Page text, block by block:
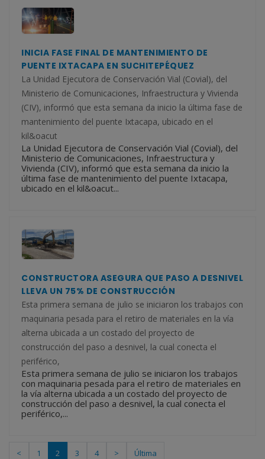
INICIA FASE FINAL DE MANTENIMIENTO DE
PUENTE IXTACAPA EN SUCHITEPÉQUEZ
La Unidad Ejecutora de Conservación Vial (Covial), del
Ministerio de Comunicaciones, Infraestructura y Vivienda
(CIV), informó que esta semana da inicio la última fase de
mantenimiento del puente Ixtacapa, ubicado en el
kil&oacut
La Unidad Ejecutora de Conservación Vial (Covial), del
Ministerio de Comunicaciones, Infraestructura y
Vivienda (CIV), informó que esta semana da inicio la
última fase de mantenimiento del puente Ixtacapa,
ubicado en el kil&oacut...
CONSTRUCTORA ASEGURA QUE PASO A DESNIVEL
LLEVA UN 75% DE CONSTRUCCIÓN
Esta primera semana de julio se iniciaron los trabajos con
maquinaria pesada para el retiro de materiales en la vía
alterna ubicada a un costado del proyecto de
construcción del paso a desnivel, la cual conecta el
periférico,
Esta primera semana de julio se iniciaron los trabajos
con maquinaria pesada para el retiro de materiales en
la vía alterna ubicada a un costado del proyecto de
construcción del paso a desnivel, la cual conecta el
periférico,...
< 1 2 3 4 > Última